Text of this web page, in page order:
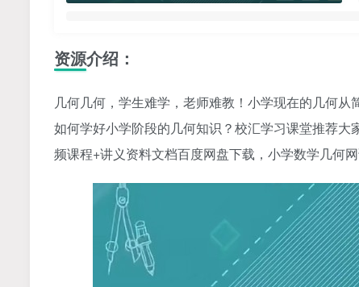
资源介绍：
几何几何，学生难学，老师难教！小学现在的几何
如何学好小学阶段的几何知识？校汇学习课堂推荐大
频课程+讲义资料文档百度网盘下载，小学数学几何网